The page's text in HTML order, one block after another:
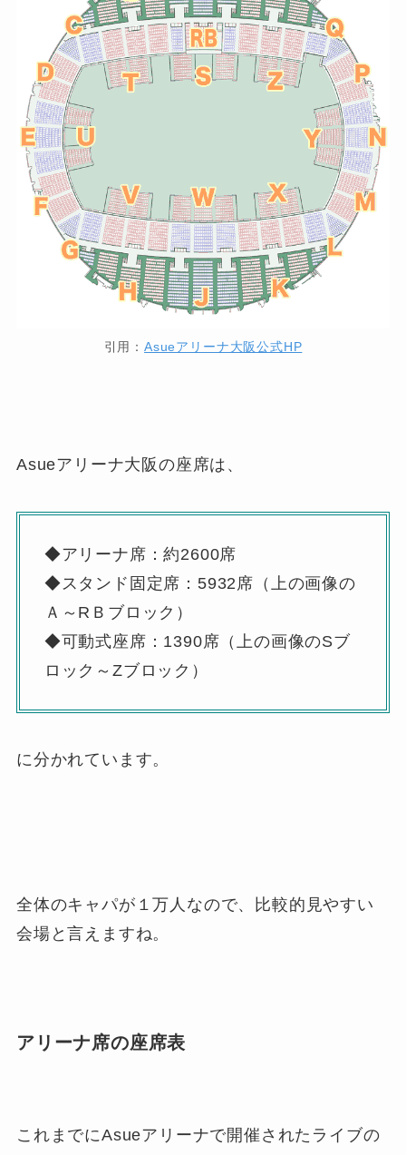
引用：Asueアリーナ大阪公式HP
Asueアリーナ大阪の座席は、
◆アリーナ席：約2600席
◆スタンド固定席：5932席（上の画像の
Ａ～RＢブロック）
◆可動式座席：1390席（上の画像のSブ
ロック～Zブロック）
に分かれています。
全体のキャパが１万人なので、比較的見やすい
会場と言えますね。
アリーナ席の座席表
これまでにAsueアリーナで開催されたライブの